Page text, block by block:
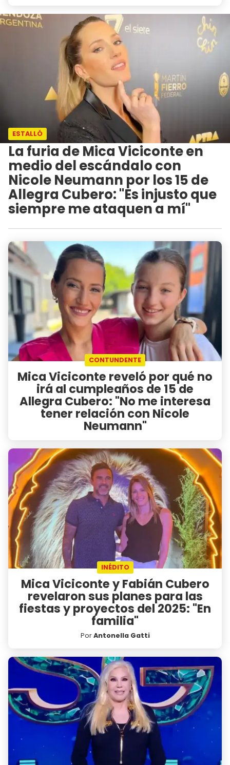
ESTALLÓ
La furia de Mica Viciconte en
medio del escándalo con
Nicole Neumann por los 15 de
Allegra Cubero: "Es injusto que
siempre me ataquen a mí"
CONTUNDENTE
Mica Viciconte reveló por qué no
irá al cumpleaños de 15 de
Allegra Cubero: "No me interesa
tener relación con Nicole
Neumann"
INÉDITO
Mica Viciconte y Fabián Cubero
revelaron sus planes para las
fiestas y proyectos del 2025: "En
familia"
PorAntonella Gatti